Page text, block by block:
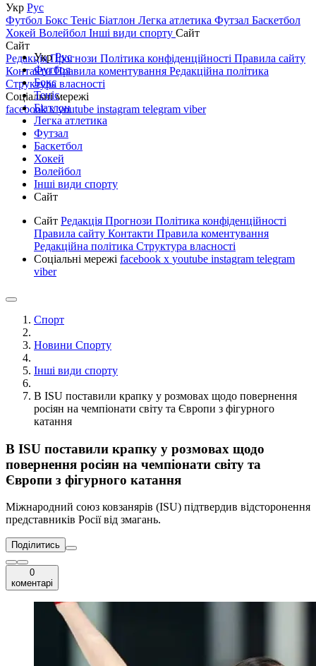
Укр Рус
Футбол Бокс Теніс Біатлон Легка атлетика Футзал Баскетбол
Хокей Волейбол Інші види спорту Сайт
Сайт
РедакціяПрогнози Політика конфіденційності Правила сайту
КонтактиПравила коментування Редакційна політика
Структура власності
Соціальні мережі
facebookxyoutube instagram telegram viber
УкрРус
Футбол
Бокс
Теніс
Біатлон
Легка атлетика
Футзал
Баскетбол
Хокей
Волейбол
Інші види спорту
Сайт
Сайт Редакція Прогнози Політика конфіденційності
Правила сайту Контакти Правила коментування
Редакційна політика Структура власності
Соціальні мережі facebook x youtube instagram telegram
viber
Спорт
Новини Спорту
Інші види спорту
В ISU поставили крапку у розмовах щодо повернення
росіян на чемпіонати світу та Європи з фігурного
катання
В ISU поставили крапку у розмовах щодо
повернення росіян на чемпіонати світу та
Європи з фігурного катання
Міжнародний союз ковзанярів (ISU) підтвердив відсторонення
представників Росії від змагань.
Поділитись
0
коментарі